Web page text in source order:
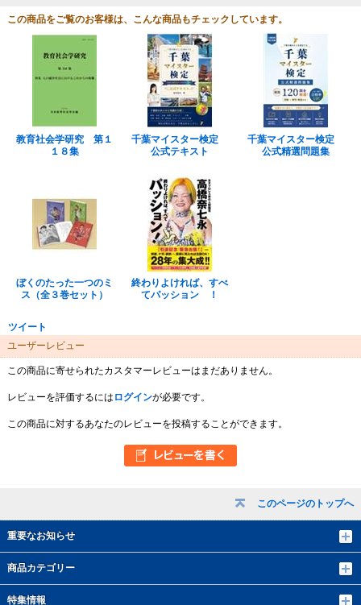
このページのトップへ
重要なお知らせ
商品カテゴリー
特集情報
この商品をご覧のお客様は、こんな商品もチェックしています。
教育社会学研究 第１
１８集
千葉マイスター検定
公式テキスト
千葉マイスター検定
公式精選問題集
ぼくのたった一つのミ
ス（全３巻セット）
終わりよければ、すべ
てパッション ！
ツイート
ユーザーレビュー
この商品に寄せられたカスタマーレビューはまだありません。
レビューを評価するには ログインが必要です。
この商品に対するあなたのレビューを投稿することができます。